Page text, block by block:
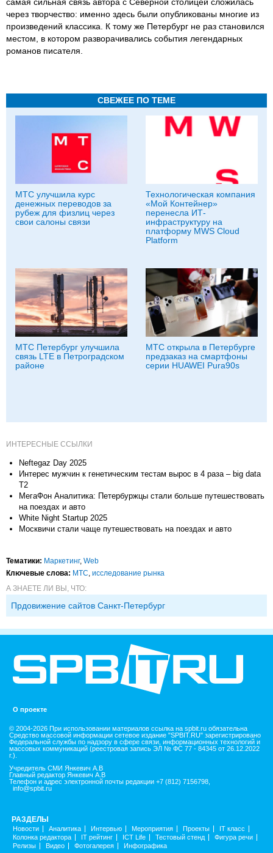
через творчество: именно здесь были опубликованы многие из
произведений классика. К тому же Петербург не раз становился
местом, в котором разворачивались события легендарных
романов писателя.
СВЕЖЕЕ ПО ТЕМЕ
МТС улучшила курс
денежных переводов за
рубеж для физлиц через
свои салоны связи
Технологическая компания
«Мой Контейнер»
перенесла ИТ-
инфраструктуру на
платформу MWS Cloud
Platform
МТС Петербург улучшила
связь LTE в Петроградском
районе
МТС открыла в Петербурге
предзаказ на смартфоны
серии HUAWEI Pura90s
ИНТЕРЕСНЫЕ ССЫЛКИ
Neftegaz Day 2025
Интерес мужчин к генетическим тестам вырос в 4 раза – big data
T2
МегаФон Аналитика: Петербуржцы стали больше путешествовать
на поездах и авто
White Night Startup 2025
Москвичи стали чаще путешествовать на поездах и авто
Тематики: Маркетинг, Web
Ключевые слова: МТС, исследование рынка
А ЗНАЕТЕ ЛИ ВЫ, ЧТО:
Прдовижение сайтов Санкт-Петербург
О проекте
© 2004-2026 При использовании материалов ссылка на spbit.ru обязательна
Средство массовой информации сетевое издание "SPBIT.RU" зарегистрировано
Федеральной службы по надзору в сфере связи, информационных технологий и
массовых коммуникаций (реестровая запись ЭЛ № ФС 77 - 84345 от 26.12.2022
г.).
Учредитель СМИ Янкевич А.В
Главный редактор Янкевич А.В
Телефон и адрес электронной почты редакции +7 (812) 7156798,
info@spbit.ru
РАЗДЕЛЫ
Новости Аналитика Интервью Мероприятия Проекты
IT класс
Колонка редактора
IT рейтинг ICT Life Тестовый стенд
Фигура речи
Релизы
Видео Фотогалерея Инфографика